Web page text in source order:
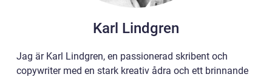
Karl Lindgren
Jag är Karl Lindgren, en passionerad skribent och
copywriter med en stark kreativ ådra och ett brinnande